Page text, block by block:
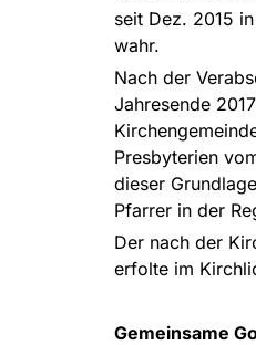
seit Dez. 2015
wahr.
Nach der
Jahresende
Presbyterien
dieser
Pfarrer in der
Der nach der
erfolte im
Gemeinsame